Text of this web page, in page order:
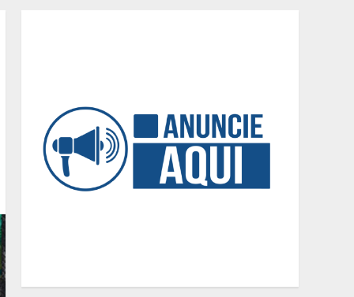
5
Museu Mariano Procópio
celebram um ano da coluna
“D. Pedro II – 200 anos”
com texto de Paulo
Rezzutti